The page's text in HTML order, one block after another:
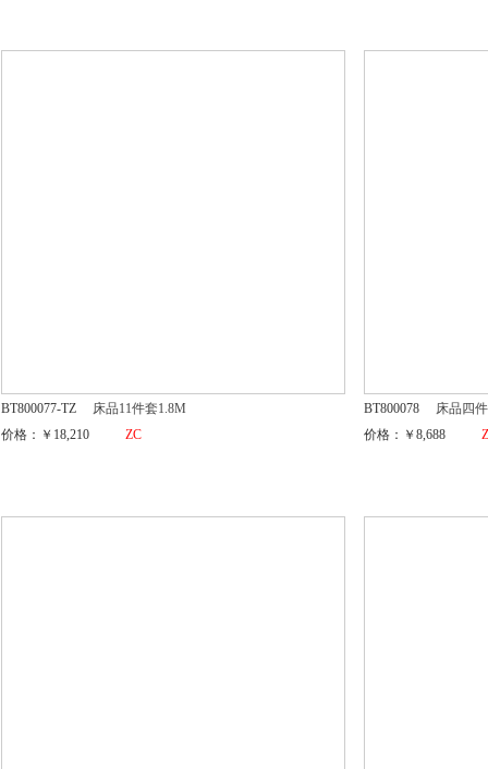
BT800077-TZ
床品11件套1.8M
价格：￥18,210
ZC
BT800078
床品四
价格：￥8,688